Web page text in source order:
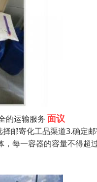
的运输服务 面议
邮寄化工品渠道3.确定
每一容器的容量不得超